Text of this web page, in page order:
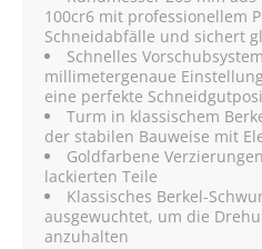
100cr6 mit professionellem
Schneidabfälle und sichert
Schnelles
millimetergenaue
eine perfekte
Turm in klassischem
der stabilen Bauweise mit
Goldfarbene
lackierten Teile
Klassisches Berkel-
ausgewuchtet, um die
anzuhalten